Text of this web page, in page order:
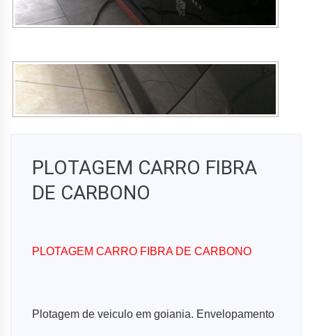
PLOTAGEM CARRO FIBRA
DE CARBONO
PLOTAGEM CARRO FIBRA DE CARBONO
Plotagem de veiculo em goiania. Envelopamento